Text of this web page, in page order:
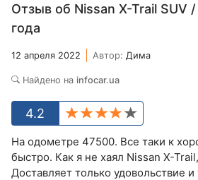
Отзыв об Nissan X-Trail SUV
года
12 апреля 2022 Автор: Дима
Найдено на infocar.ua
4.2
На одометре 47500. Все таки к
быстро. Как я не хаял Nissan X-
Доставляет только удовольствие